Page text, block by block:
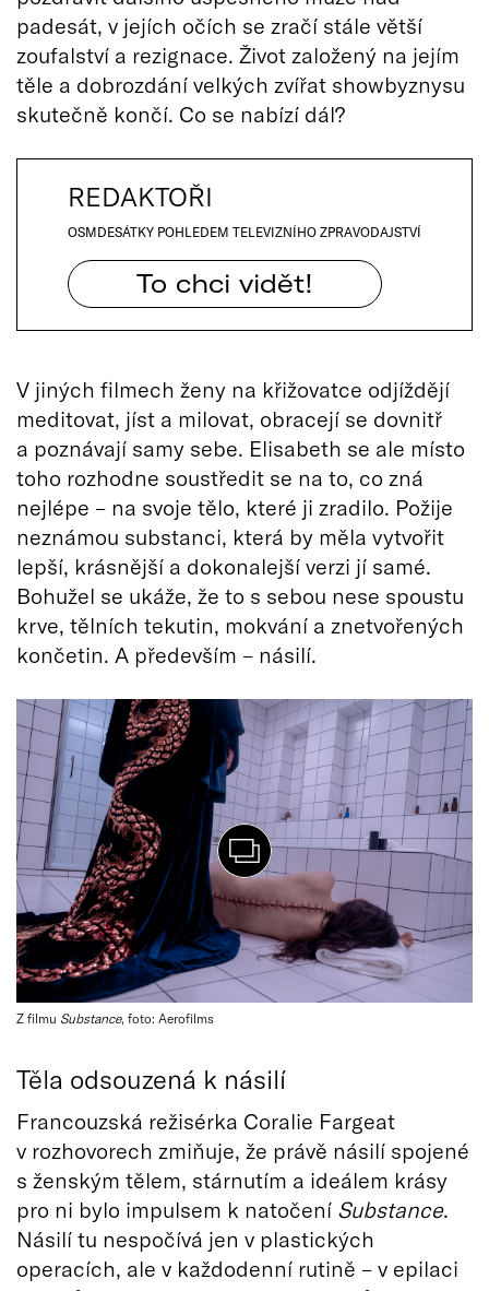
padesát, v jejích očích se zračí stále větší
zoufalství a rezignace. Život založený na jejím
těle a dobrozdání velkých zvířat showbyznysu
skutečně končí. Co se nabízí dál?
REDAKTOŘI
OSMDESÁTKY POHLEDEM TELEVIZNÍHO ZPRAVODAJSTVÍ
To chci vidět!
V jiných filmech ženy na křižovatce odjíždějí
meditovat, jíst a milovat, obracejí se dovnitř
a poznávají samy sebe. Elisabeth se ale místo
toho rozhodne soustředit se na to, co zná
nejlépe – na svoje tělo, které ji zradilo. Požije
neznámou substanci, která by měla vytvořit
lepší, krásnější a dokonalejší verzi jí samé.
Bohužel se ukáže, že to s sebou nese spoustu
krve, tělních tekutin, mokvání a znetvořených
končetin. A především – násilí.
Z filmu Substance, foto: Aerofilms
Těla odsouzená k násilí
Francouzská režisérka Coralie Fargeat
v rozhovorech zmiňuje, že právě násilí spojené
s ženským tělem, stárnutím a ideálem krásy
pro ni bylo impulsem k natočení Substance.
Násilí tu nespočívá jen v plastických
operacích, ale v každodenní rutině – v epilaci